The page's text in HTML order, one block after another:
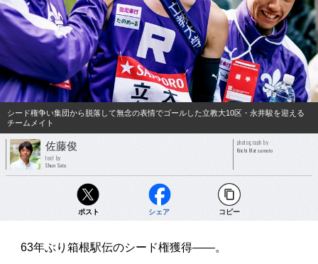
シード権争い集団から脱落して無念の表情でゴールした立教大10区・永井駿を迎える
チームメイト
佐藤俊
text by
Shun Sato
photograph by
Kiichi Matsumoto
ポスト シェア コピー
63年ぶり箱根駅伝のシード権獲得――。